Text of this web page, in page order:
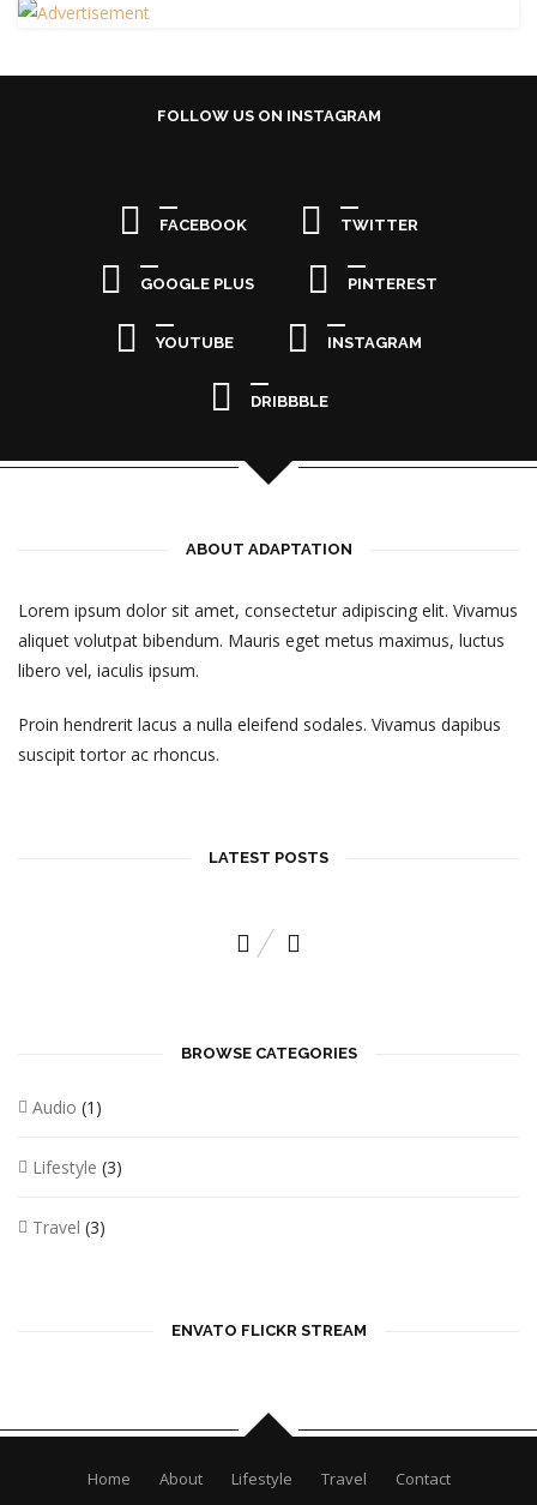
FOLLOW US ON INSTAGRAM
FACEBOOK TWITTER
GOOGLE PLUS PINTEREST
YOUTUBE INSTAGRAM
DRIBBBLE
ABOUT ADAPTATION
Lorem ipsum dolor sit amet, consectetur adipiscing elit. Vivamus
aliquet volutpat bibendum. Mauris eget metus maximus, luctus
libero vel, iaculis ipsum.
Proin hendrerit lacus a nulla eleifend sodales. Vivamus dapibus
suscipit tortor ac rhoncus.
LATEST POSTS
BROWSE CATEGORIES
Audio (1)
Lifestyle (3)
Travel (3)
ENVATO FLICKR STREAM
Home About Lifestyle Travel
Contact